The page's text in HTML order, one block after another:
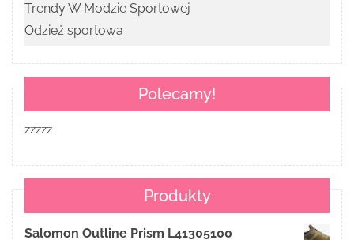
Trendy W Modzie Sportowej
Odzież sportowa
Polecamy!
zzzzz
Produkty
Salomon Outline Prism L41305100